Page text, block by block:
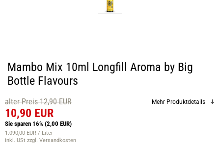
Mambo Mix 10ml Longfill Aroma by Big
Bottle Flavours
alter Preis 12,90 EUR
10,90 EUR
Sie sparen 16% (2,00 EUR)
1.090,00 EUR / Liter
inkl. USt zzgl. Versandkosten
Mehr Produktdetails